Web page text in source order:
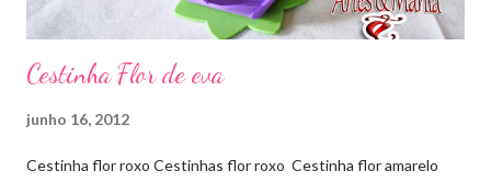
Cestinha Flor de eva
junho 16, 2012
Cestinha flor roxo Cestinhas flor roxo Cestinha flor amarelo